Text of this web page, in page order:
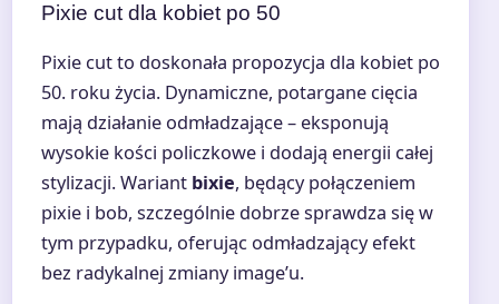
Pixie cut dla kobiet po 50
Pixie cut to doskonała propozycja dla kobiet po
50. roku życia. Dynamiczne, potargane cięcia
mają działanie odmładzające – eksponują
wysokie kości policzkowe i dodają energii całej
stylizacji. Wariant bixie, będący połączeniem
pixie i bob, szczególnie dobrze sprawdza się w
tym przypadku, oferując odmładzający efekt
bez radykalnej zmiany image’u.